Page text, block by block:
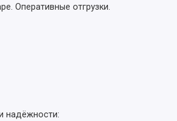
Оперативные отгрузки.
надёжности: